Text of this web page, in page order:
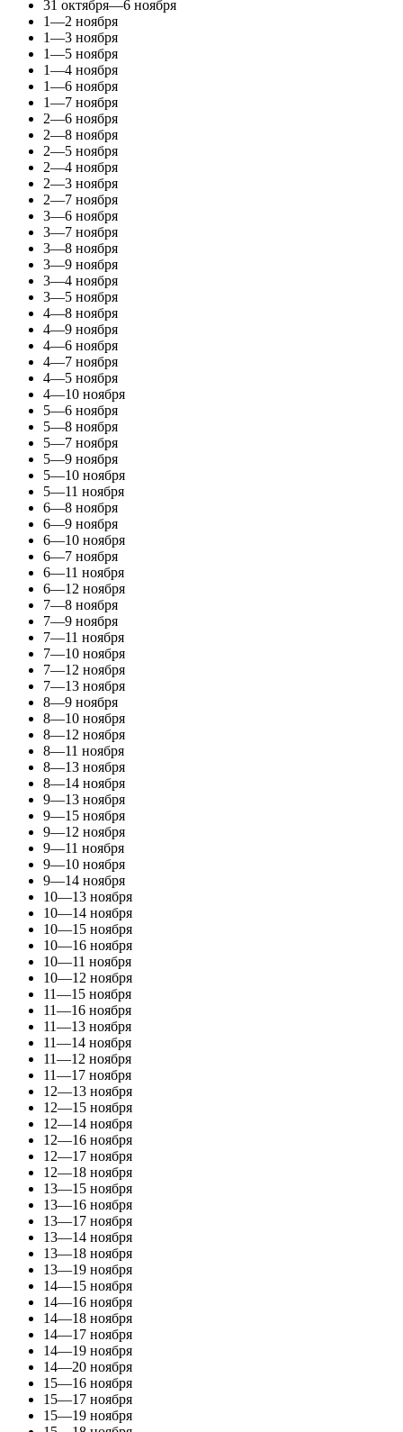
31 октября—6 ноября
1—2 ноября
1—3 ноября
1—5 ноября
1—4 ноября
1—6 ноября
1—7 ноября
2—6 ноября
2—8 ноября
2—5 ноября
2—4 ноября
2—3 ноября
2—7 ноября
3—6 ноября
3—7 ноября
3—8 ноября
3—9 ноября
3—4 ноября
3—5 ноября
4—8 ноября
4—9 ноября
4—6 ноября
4—7 ноября
4—5 ноября
4—10 ноября
5—6 ноября
5—8 ноября
5—7 ноября
5—9 ноября
5—10 ноября
5—11 ноября
6—8 ноября
6—9 ноября
6—10 ноября
6—7 ноября
6—11 ноября
6—12 ноября
7—8 ноября
7—9 ноября
7—11 ноября
7—10 ноября
7—12 ноября
7—13 ноября
8—9 ноября
8—10 ноября
8—12 ноября
8—11 ноября
8—13 ноября
8—14 ноября
9—13 ноября
9—15 ноября
9—12 ноября
9—11 ноября
9—10 ноября
9—14 ноября
10—13 ноября
10—14 ноября
10—15 ноября
10—16 ноября
10—11 ноября
10—12 ноября
11—15 ноября
11—16 ноября
11—13 ноября
11—14 ноября
11—12 ноября
11—17 ноября
12—13 ноября
12—15 ноября
12—14 ноября
12—16 ноября
12—17 ноября
12—18 ноября
13—15 ноября
13—16 ноября
13—17 ноября
13—14 ноября
13—18 ноября
13—19 ноября
14—15 ноября
14—16 ноября
14—18 ноября
14—17 ноября
14—19 ноября
14—20 ноября
15—16 ноября
15—17 ноября
15—19 ноября